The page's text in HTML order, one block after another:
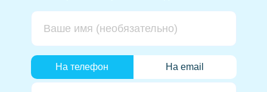
Элайнеры
На телефон На email